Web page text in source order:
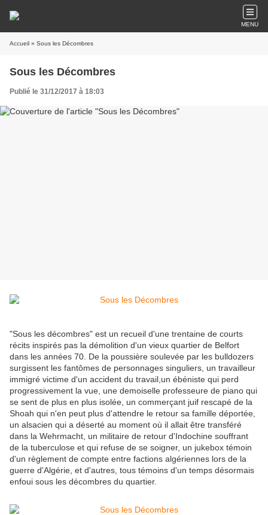
MENU
Accueil » Sous les Décombres
Sous les Décombres
Publié le 31/12/2017 à 18:03
"Sous les décombres" est un recueil d'une trentaine de courts
récits inspirés pas la démolition d'un vieux quartier de Belfort
dans les années 70. De la poussière soulevée par les bulldozers
surgissent les fantômes de personnages singuliers, un travailleur
immigré victime d'un accident du travail,un ébéniste qui perd
progressivement la vue, une demoiselle professeure de piano qui
se sent de plus en plus isolée, un commerçant juif rescapé de la
Shoah qui n'en peut plus d'attendre le retour sa famille déportée,
un alsacien qui a déserté au moment où il allait être transféré
dans la Wehrmacht, un militaire de retour d'Indochine souffrant
de la tuberculose et qui refuse de se soigner, un jukebox témoin
d'un règlement de compte entre factions algériennes lors de la
guerre d'Algérie, et d'autres, tous témoins d'un temps désormais
enfoui sous les décombres du quartier.